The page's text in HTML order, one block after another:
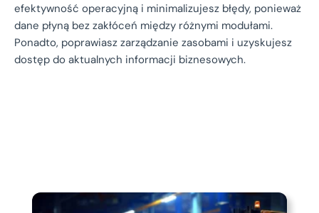
efektywność operacyjną i minimalizujesz błędy, ponieważ
dane płyną bez zakłóceń między różnymi modułami.
Ponadto, poprawiasz zarządzanie zasobami i uzyskujesz
dostęp do aktualnych informacji biznesowych.